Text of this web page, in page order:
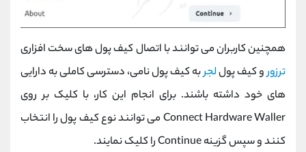
همچنین کاربران می توانند با اتصال کیف پول های سخت افزاری
ترزورو کیف پوللجربه کیف پول نامی، دسترسی کاملی به دارایی
های خود داشته باشند. برای انجام این کار، با کلیک بر روی
Connect Hardware Waller می توانند نوع کیف پول را انتخاب
کنند و سپس گزینه Continue را کلیک نمایند.